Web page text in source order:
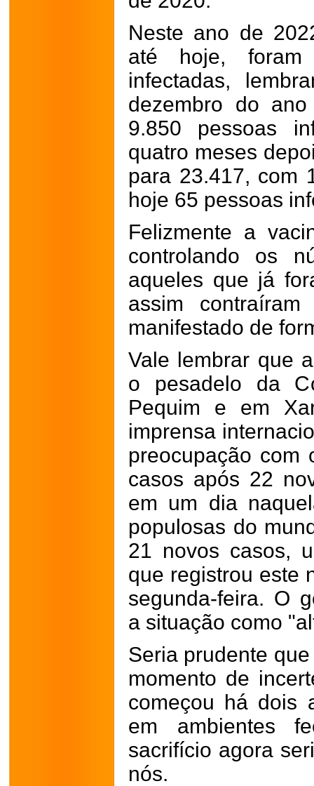
Neste ano de
até hoje, foram
infectadas,
dezembro do
9.850 pessoas
quatro meses
para 23.417, com
hoje 65 pessoas
Felizmente a
controlando os
aqueles que já
assim
manifestado de
Vale lembrar que
o pesadelo da
Pequim e em
imprensa
preocupação com
casos após 22
em um dia
populosas do
21 novos casos,
que registrou este
segunda-feira. O
a situação como
Seria prudente
momento de
começou há dois
em ambientes
sacrifício agora
nós.